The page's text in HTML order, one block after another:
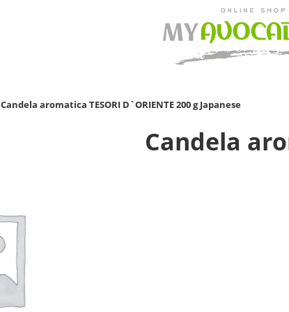
Candela aromatica TESORI D`ORIENTE 200 g Japanese
Candela